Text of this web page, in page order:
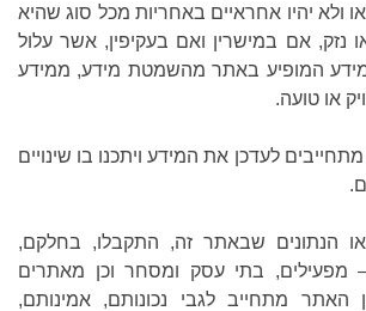
ולא יהיו אחראיים באחריות מכל סוג שהיא
נזק, אם במישרין ואם בעקיפין, אשר עלול
המופיע באתר מהשמטת מידע, ממידע
או טועה.
לעדכן את המידע ויתכנו בו שינויים
הנתונים שבאתר זה, התקבלו, בחלקם,
מפעילים, בתי עסק ומסחר וכן מאתרים
האתר מתחייב לגבי נכונותם, אמינותם,